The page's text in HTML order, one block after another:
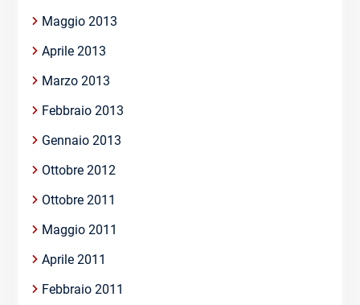
Maggio 2013
Aprile 2013
Marzo 2013
Febbraio 2013
Gennaio 2013
Ottobre 2012
Ottobre 2011
Maggio 2011
Aprile 2011
Febbraio 2011